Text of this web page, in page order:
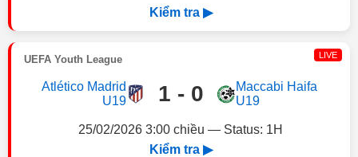
Kiểm tra ▶
UEFA Youth League LIVE
Atlético Madrid
U19
1 - 0
Maccabi Haifa
U19
25/02/2026 3:00 chiều — Status: 1H
Kiểm tra ▶